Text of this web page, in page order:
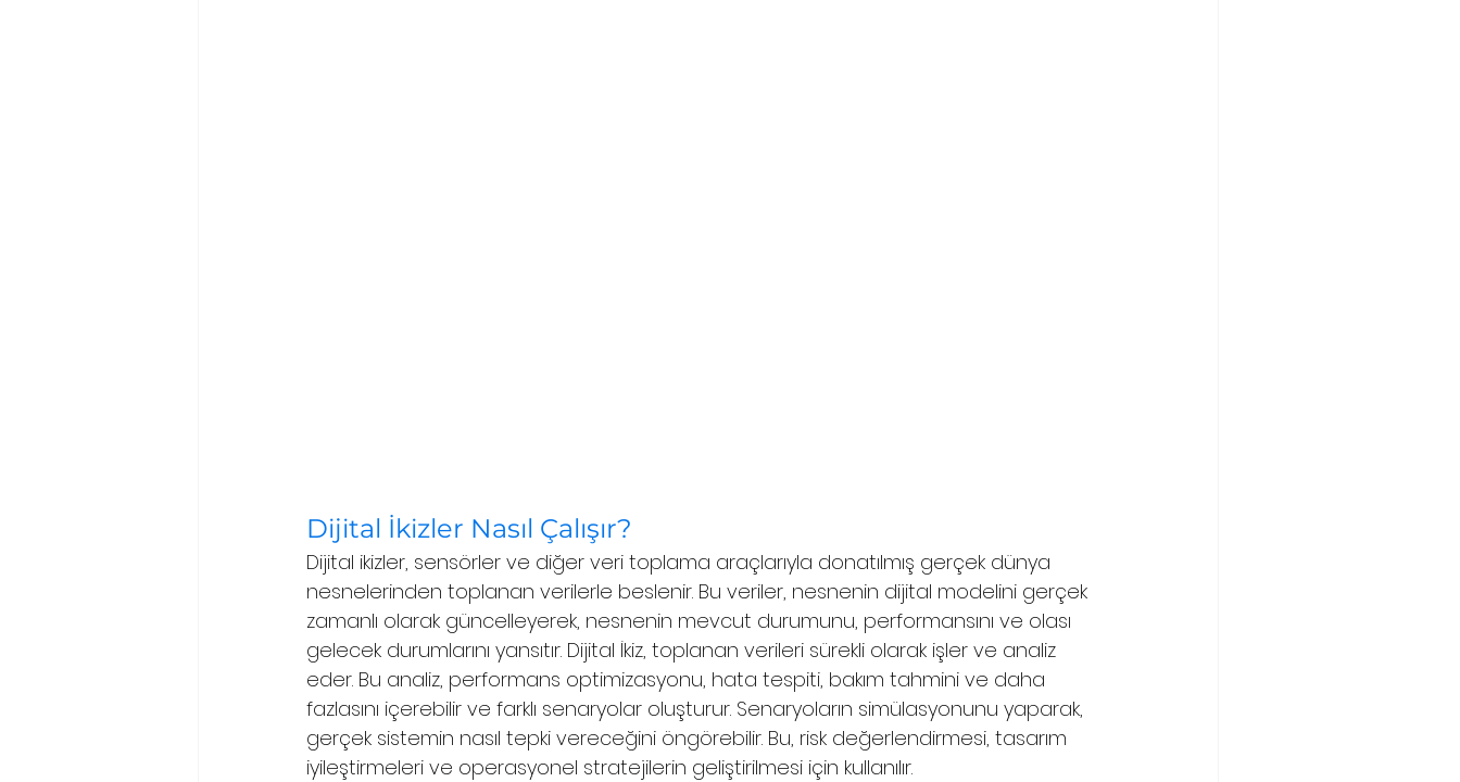
Dijital İkizler Nasıl Çalışır?
Dijital ikizler, sensörler ve diğer veri toplama araçlarıyla donatılmış gerçek dünya
nesnelerinden toplanan verilerle beslenir. Bu veriler, nesnenin dijital modelini gerçek
zamanlı olarak güncelleyerek, nesnenin mevcut durumunu, performansını ve olası
gelecek durumlarını yansıtır. Dijital İkiz, toplanan verileri sürekli olarak işler ve analiz
eder. Bu analiz, performans optimizasyonu, hata tespiti, bakım tahmini ve daha
fazlasını içerebilir ve farklı senaryolar oluşturur. Senaryoların simülasyonunu yaparak,
gerçek sistemin nasıl tepki vereceğini öngörebilir. Bu, risk değerlendirmesi, tasarım
iyileştirmeleri ve operasyonel stratejilerin geliştirilmesi için kullanılır.